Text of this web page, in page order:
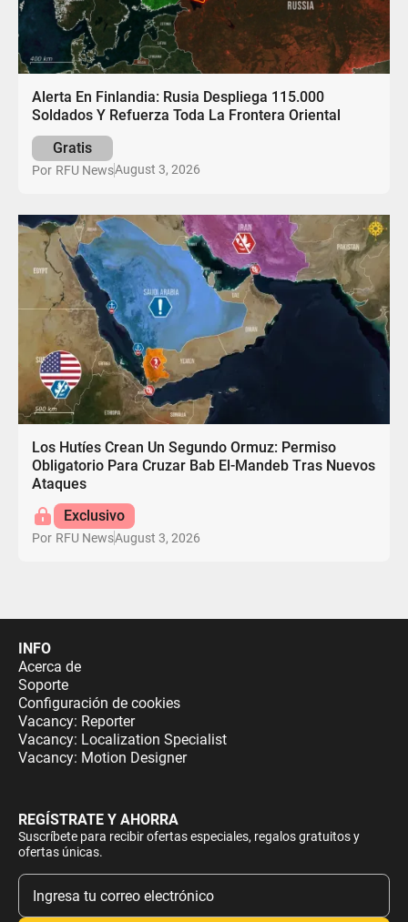
Alerta En Finlandia: Rusia Despliega 115.000
Soldados Y Refuerza Toda La Frontera Oriental
Gratis
Por RFU NewsAugust 3, 2026
Los Hutíes Crean Un Segundo Ormuz: Permiso
Obligatorio Para Cruzar Bab El-Mandeb Tras Nuevos
Ataques
Exclusivo
Por RFU NewsAugust 3, 2026
INFO
Acerca de
Soporte
Configuración de cookies
Vacancy: Reporter
Vacancy: Localization Specialist
Vacancy: Motion Designer
REGÍSTRATE Y AHORRA
Suscríbete para recibir ofertas especiales, regalos gratuitos y
ofertas únicas.